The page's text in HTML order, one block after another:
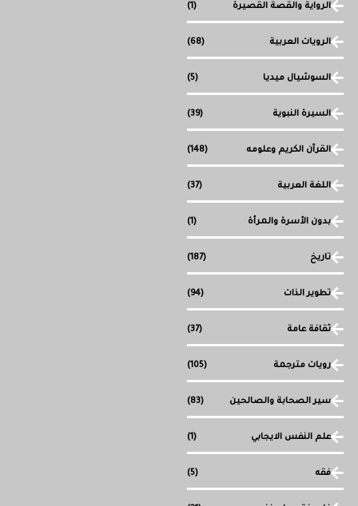
الرواية والقصة القصيرة (1)
الرويات العربية (68)
السوشيال ميديا (5)
السيرة النبوية (39)
القرآن الكريم وعلومه (148)
اللغة العربية (37)
بدون الأسرة والمرأة (1)
تاريخ (187)
تطوير الذات (94)
ثقافة عامة (37)
رويات مترجمة (105)
سير الصحابة والصالحين (83)
علم النفس الايجابي (1)
فقه (5)